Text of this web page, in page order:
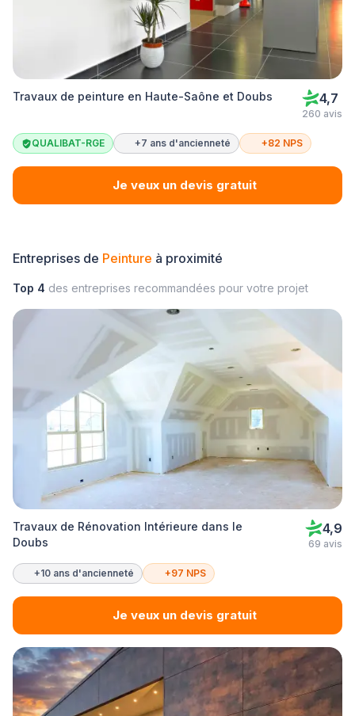
Travaux de peinture en Haute-Saône et Doubs 4,7
260 avis
QUALIBAT-RGE +7 ans d'ancienneté +82 NPS
Je veux un devis gratuit
Entreprises de Peinture à proximité
Top 4 des entreprises recommandées pour votre projet
Travaux de Rénovation Intérieure dans le
Doubs
4,9
69 avis
+10 ans d'ancienneté +97 NPS
Je veux un devis gratuit